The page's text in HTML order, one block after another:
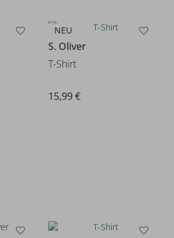
NEU
S. Oliver
T-Shirt
15,99 €